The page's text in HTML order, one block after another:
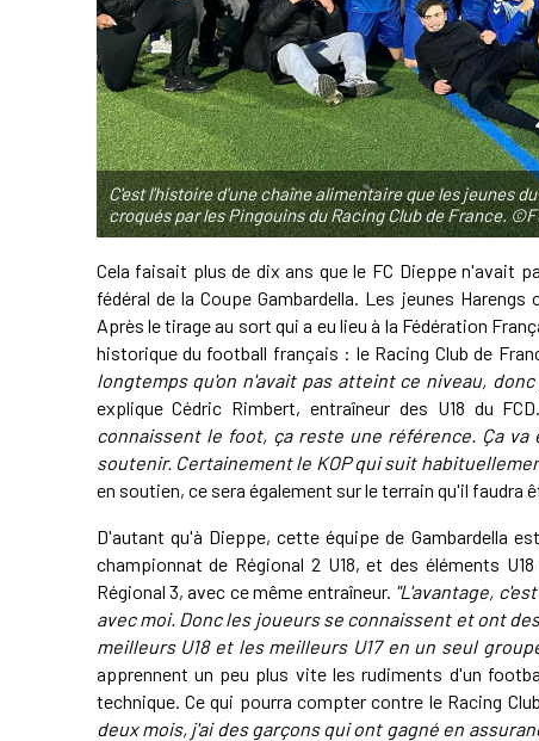
C'est l'histoire d'une chaîne alimentaire que les jeunes
croqués par les Pingouins du Racing Club de France.
Cela faisait plus de dix ans que le FC Dieppe n'avait
fédéral de la Coupe Gambardella. Les jeunes
Après le tirage au sort qui a eu lieu à la Fédération
historique du football français : le Racing Club de
longtemps qu'on n'avait pas atteint ce niveau,
explique Cédric Rimbert, entraîneur des U18 du FCD.
connaissent le foot, ça reste une référence. Ça
soutenir. Certainement le KOP qui suit
en soutien, ce sera également sur le terrain qu'il faudra
D'autant qu'à Dieppe, cette équipe de Gambardella
championnat de Régional 2 U18, et des éléments
Régional 3, avec ce même entraîneur. "L'avantage,
avec moi. Donc les joueurs se connaissent et ont
meilleurs U18 et les meilleurs U17 en un seul
apprennent un peu plus vite les rudiments d'un
technique. Ce qui pourra compter contre le Racing
deux mois, j'ai des garçons qui ont gagné en